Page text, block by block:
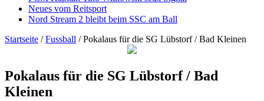
Neues vom Reitsport
Nord Stream 2 bleibt beim SSC am Ball
Startseite / Fussball / Pokalaus für die SG Lübstorf / Bad Kleinen
Pokalaus für die SG Lübstorf / Bad
Kleinen